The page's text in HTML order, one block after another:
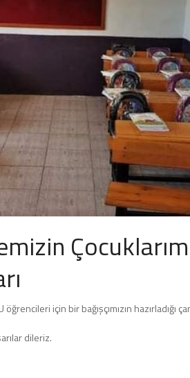
için bir bağışçımızın hazırladığı
dileriz.